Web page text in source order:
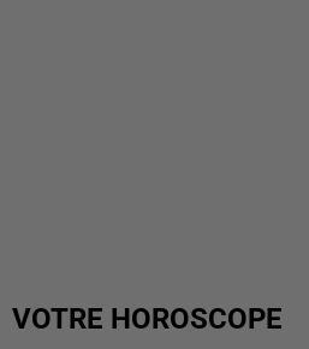
VOTRE HOROSCOPE